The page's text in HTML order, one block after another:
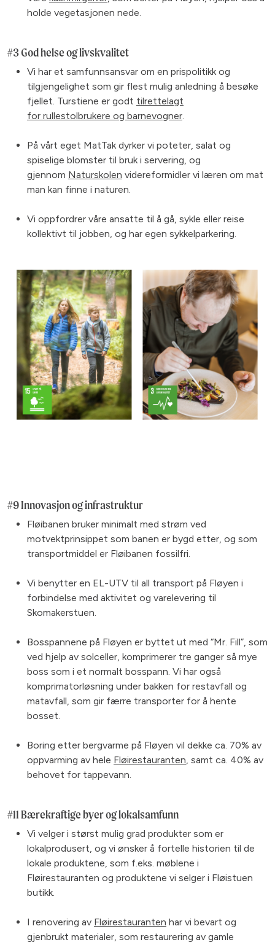
holde vegetasjonen nede.
#3 God helse og livskvalitet
Vi har et samfunnsansvar om en prispolitikk og
tilgjengelighet som gir flest mulig anledning å besøke
fjellet. Turstiene er godt tilrettelagt
for rullestolbrukere og barnevogner.
På vårt eget MatTak dyrker vi poteter, salat og
spiselige blomster til bruk i servering, og
gjennom Naturskolen videreformidler vi læren om mat
man kan finne i naturen.
Vi oppfordrer våre ansatte til å gå, sykle eller reise
kollektivt til jobben, og har egen sykkelparkering.
#9 Innovasjon og infrastruktur
Fløibanen bruker minimalt med strøm ved
motvektprinsippet som banen er bygd etter, og som
transportmiddel er Fløibanen fossilfri.
Vi benytter en EL-UTV til all transport på Fløyen i
forbindelse med aktivitet og varelevering til
Skomakerstuen.
Bosspannene på Fløyen er byttet ut med “Mr. Fill”, som
ved hjelp av solceller, komprimerer tre ganger så mye
boss som i et normalt bosspann. Vi har også
komprimatorløsning under bakken for restavfall og
matavfall, som gir færre transporter for å hente
bosset.
Boring etter bergvarme på Fløyen vil dekke ca. 70% av
oppvarming av hele Fløirestauranten, samt ca. 40% av
behovet for tappevann.
#11 Bærekraftige byer og lokalsamfunn
Vi velger i størst mulig grad produkter som er
lokalprodusert, og vi ønsker å fortelle historien til de
lokale produktene, som f.eks. møblene i
Fløirestauranten og produktene vi selger i Fløistuen
butikk.
I renovering av Fløirestauranten har vi bevart og
gjenbrukt materialer, som restaurering av gamle